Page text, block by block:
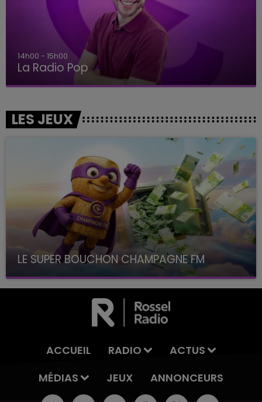
14h00 - 15h00
La Radio Pop
LES JEUX
LE SUPER BOUCHON CHAMPAGNE FM
avec La Famille Champagne FM, à 8H10
ACCUEIL RADIO
ACTUS
MÉDIAS
JEUX ANNONCEURS